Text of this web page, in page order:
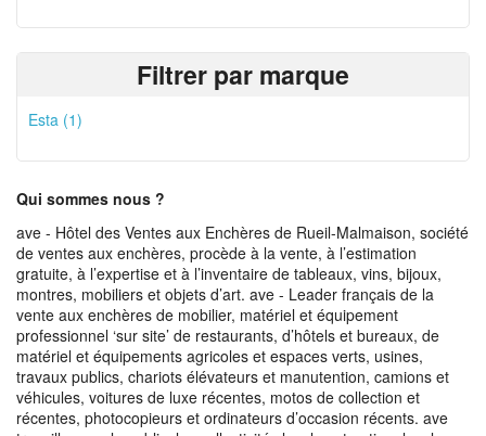
Filtrer par marque
Esta (1)
Qui sommes nous ?
ave - Hôtel des Ventes aux Enchères de Rueil-Malmaison, société
de ventes aux enchères, procède à la vente, à l’estimation
gratuite, à l’expertise et à l’inventaire de tableaux, vins, bijoux,
montres, mobiliers et objets d’art. ave - Leader français de la
vente aux enchères de mobilier, matériel et équipement
professionnel ‘sur site’ de restaurants, d’hôtels et bureaux, de
matériel et équipements agricoles et espaces verts, usines,
travaux publics, chariots élévateurs et manutention, camions et
véhicules, voitures de luxe récentes, motos de collection et
récentes, photocopieurs et ordinateurs d’occasion récents. ave